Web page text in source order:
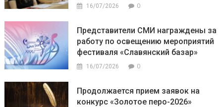
16/07/2026 0
Представители СМИ награждены за
работу по освещению мероприятий
фестиваля «Славянский базар»
16/07/2026 0
Продолжается прием заявок на
конкурс «Золотое перо-2026»